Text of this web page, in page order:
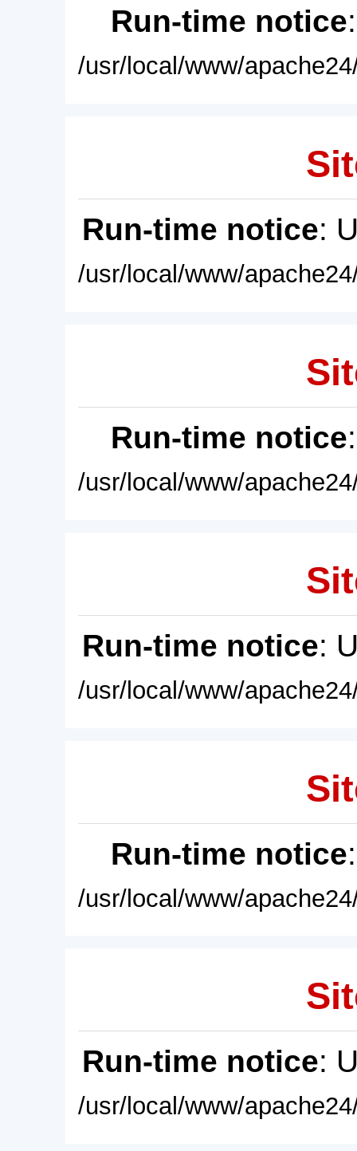
Run-time notice
/usr/local/www/
Run-time notice:
/usr/local/www/
Run-time notice
/usr/local/www/
Run-time notice:
/usr/local/www/
Run-time notice
/usr/local/www/
Run-time notice:
/usr/local/www/